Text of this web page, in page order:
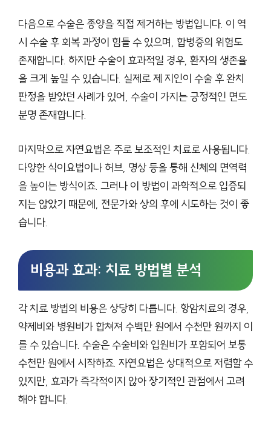
다음으로 수술은 종양을 직접 제거하는 방법입니다. 이 역
시 수술 후 회복 과정이 힘들 수 있으며, 합병증의 위험도
존재합니다. 하지만 수술이 효과적일 경우, 환자의 생존율
을 크게 높일 수 있습니다. 실제로 제 지인이 수술 후 완치
판정을 받았던 사례가 있어, 수술이 가지는 긍정적인 면도
분명 존재합니다.
마지막으로 자연요법은 주로 보조적인 치료로 사용됩니다.
다양한 식이요법이나 허브, 명상 등을 통해 신체의 면역력
을 높이는 방식이죠. 그러나 이 방법이 과학적으로 입증되
지는 않았기 때문에, 전문가와 상의 후에 시도하는 것이 좋
습니다.
비용과 효과: 치료 방법별 분석
각 치료 방법의 비용은 상당히 다릅니다. 항암치료의 경우,
약제비와 병원비가 합쳐져 수백만 원에서 수천만 원까지 이
를 수 있습니다. 수술은 수술비와 입원비가 포함되어 보통
수천만 원에서 시작하죠. 자연요법은 상대적으로 저렴할 수
있지만, 효과가 즉각적이지 않아 장기적인 관점에서 고려
해야 합니다.